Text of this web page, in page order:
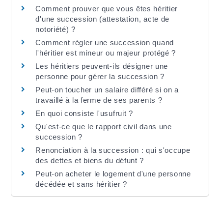
Comment prouver que vous êtes héritier
d'une succession (attestation, acte de
notoriété) ?
Comment régler une succession quand
l'héritier est mineur ou majeur protégé ?
Les héritiers peuvent-ils désigner une
personne pour gérer la succession ?
Peut-on toucher un salaire différé si on a
travaillé à la ferme de ses parents ?
En quoi consiste l'usufruit ?
Qu'est-ce que le rapport civil dans une
succession ?
Renonciation à la succession : qui s'occupe
des dettes et biens du défunt ?
Peut-on acheter le logement d'une personne
décédée et sans héritier ?